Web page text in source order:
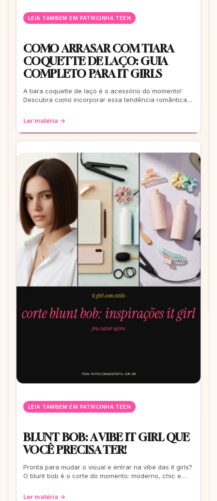
LEIA TAMBÉM EM PATRICINHA TEEN
COMO ARRASAR COM TIARA
COQUETTE DE LAÇO: GUIA
COMPLETO PARA IT GIRLS
A tiara coquette de laço é o acessório do momento!
Descubra como incorporar essa tendência romântica e
Ler matéria →
LEIA TAMBÉM EM PATRICINHA TEEN
BLUNT BOB: A VIBE IT GIRL QUE
VOCÊ PRECISA TER!
Pronta para mudar o visual e entrar na vibe das it girls?
O blunt bob é o corte do momento: moderno, chic e
Ler matéria →